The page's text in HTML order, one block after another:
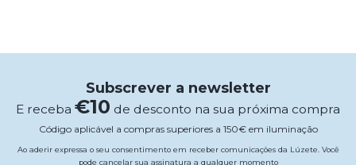
Subscrever a newsletter
E receba €10 de desconto na sua próxima compra
Código aplicável a compras superiores a 150€ em iluminação
Ao aderir expressa o seu consentimento em receber comunicações da Lúzete. Você
pode cancelar sua assinatura a qualquer momento